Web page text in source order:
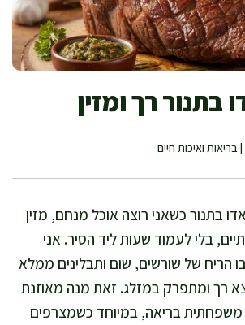
רך ומזין
| בריאות ואיכות חיים
בתנור כשאני רוצה אוכל מנחם, מזין
בלי לעמוד שעות ליד הסיר. אני
הריח של שורשים, שום ותבלינים ממלא
רך ומתפרק במזלג. זאת מנה מאוזנת
בריאה, במיוחד כשמצרפים